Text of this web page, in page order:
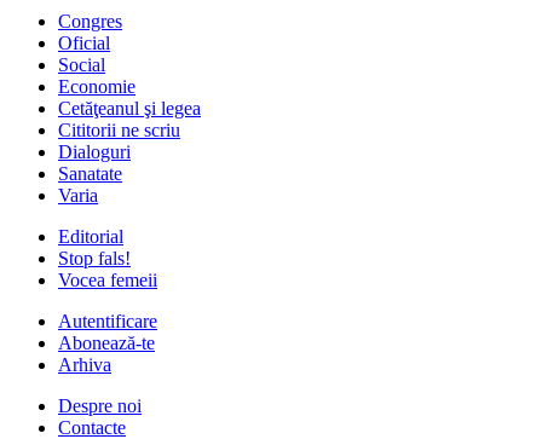
Congres
Oficial
Social
Economie
Cetăţeanul şi legea
Cititorii ne scriu
Dialoguri
Sanatate
Varia
Editorial
Stop fals!
Vocea femeii
Autentificare
Abonează-te
Arhiva
Despre noi
Contacte